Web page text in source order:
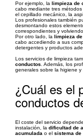
Por ejemplo, la limpieza de
cabo mediante tres
el cepillado mecánico, la
Los profesionales también
desmontando estos
correspondientes y
Por otro lado, la limpieza
cabo accediendo a sus
detergentes y productos
Los servicios de limpieza
conductos . Además, los
generales sobre la higiene
¿Cuál es el
conductos
El coste del servicio
instalación, la dificultad de
acumulada o el sistema de